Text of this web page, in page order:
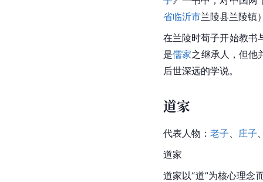
省临沂市兰陵县兰陵镇
在兰陵时荀子开始教书
是儒家之继承人，但他
后世深远的学说。
道家
代表人物： 老子 庄子
道家
道家以“道”为核心理念